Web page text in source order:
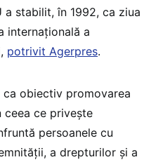
a stabilit, în 1992, ca ziua
internaţională a
potrivit Agerpres.
ca obiectiv promovarea
ceea ce priveşte
persoanele cu
a drepturilor şi a